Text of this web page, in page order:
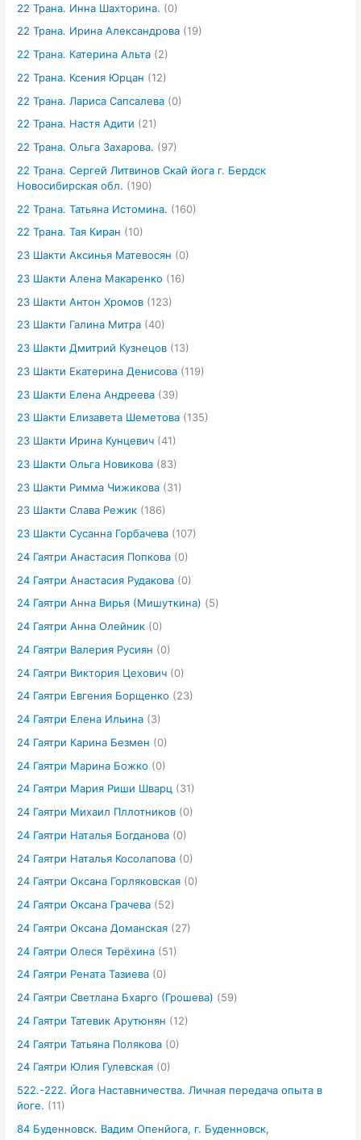
22 Трана. Инна Шахторина. (0)
22 Трана. Ирина Александрова (19)
22 Трана. Катерина Альта (2)
22 Трана. Ксения Юрцан (12)
22 Трана. Лариса Сапсалева (0)
22 Трана. Настя Адити (21)
22 Трана. Ольга Захарова. (97)
22 Трана. Сергей Литвинов Скай йога г. Бердск
Новосибирская обл. (190)
22 Трана. Татьяна Истомина. (160)
22 Трана. Тая Киран (10)
23 Шакти Аксинья Матевосян (0)
23 Шакти Алена Макаренко (16)
23 Шакти Антон Хромов (123)
23 Шакти Галина Митра (40)
23 Шакти Дмитрий Кузнецов (13)
23 Шакти Екатерина Денисова (119)
23 Шакти Елена Андреева (39)
23 Шакти Елизавета Шеметова (135)
23 Шакти Ирина Кунцевич (41)
23 Шакти Ольга Новикова (83)
23 Шакти Римма Чижикова (31)
23 Шакти Слава Режик (186)
23 Шакти Сусанна Горбачева (107)
24 Гаятри Анастасия Попкова (0)
24 Гаятри Анастасия Рудакова (0)
24 Гаятри Анна Вирья (Мишуткина) (5)
24 Гаятри Анна Олейник (0)
24 Гаятри Валерия Русиян (0)
24 Гаятри Виктория Цехович (0)
24 Гаятри Евгения Борщенко (23)
24 Гаятри Елена Ильина (3)
24 Гаятри Карина Безмен (0)
24 Гаятри Марина Божко (0)
24 Гаятри Мария Риши Шварц (31)
24 Гаятри Михаил Пллотников (0)
24 Гаятри Наталья Богданова (0)
24 Гаятри Наталья Косолапова (0)
24 Гаятри Оксана Горляковская (0)
24 Гаятри Оксана Грачева (52)
24 Гаятри Оксана Доманская (27)
24 Гаятри Олеся Терёхина (51)
24 Гаятри Рената Тазиева (0)
24 Гаятри Светлана Бхарго (Грошева) (59)
24 Гаятри Татевик Арутюнян (12)
24 Гаятри Татьяна Полякова (0)
24 Гаятри Юлия Гулевская (0)
522.-222. Йога Наставничества. Личная передача опыта в
йоге. (11)
84 Буденновск. Вадим Опенйога, г. Буденновск,